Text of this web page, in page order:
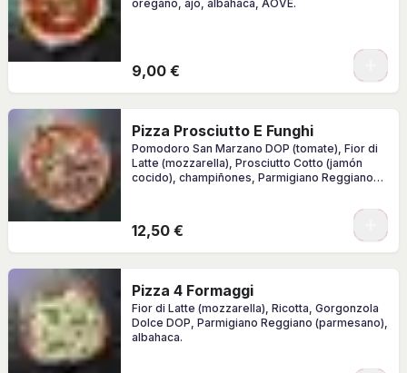
orégano, ajo, albahaca, AOVE.
9,00 €
Pizza Prosciutto E Funghi
Pomodoro San Marzano DOP (tomate), Fior di
Latte (mozzarella), Prosciutto Cotto (jamón
cocido), champiñones, Parmigiano Reggiano
12,50 €
Pizza 4 Formaggi
Fior di Latte (mozzarella), Ricotta, Gorgonzola
Dolce DOP, Parmigiano Reggiano (parmesano),
albahaca.